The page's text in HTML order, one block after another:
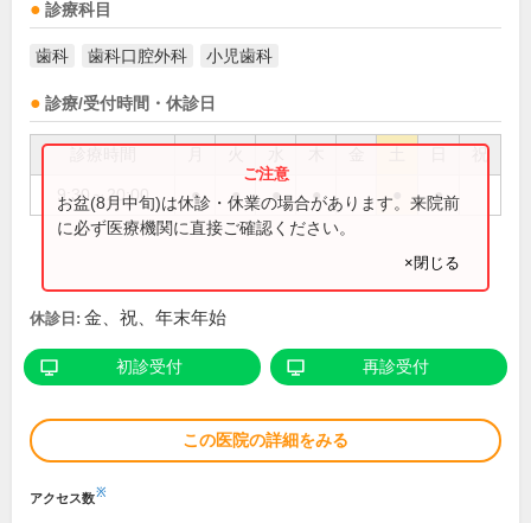
診療科目
歯科 歯科口腔外科 小児歯科
診療/受付時間・休診日
祝
9:30～20:00 ● ● ● ● ●
お盆(8月中旬)は休診・休業の場合があります。来院前
に必ず医療機関に直接ご確認ください。
×閉じる
休診日: 金、祝、年末年始
初診受付 再診受付
この医院の詳細をみる
アクセス数※